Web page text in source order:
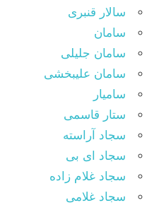
سالار قنبری
سامان
سامان جلیلی
سامان علیبخشی
سامیار
ستار قاسمی
سجاد آراسته
سجاد ای بی
سجاد غلام زاده
سجاد غلامی